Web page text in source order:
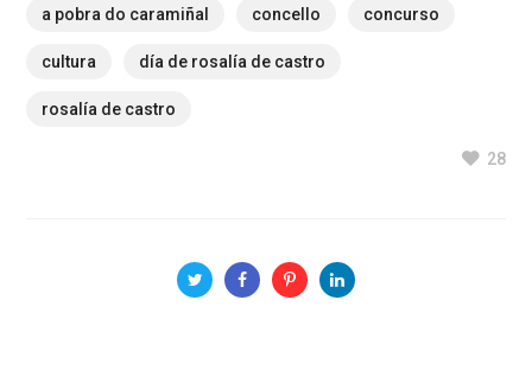
a pobra do caramiñal concello concurso
cultura día de rosalía de castro
rosalía de castro
28